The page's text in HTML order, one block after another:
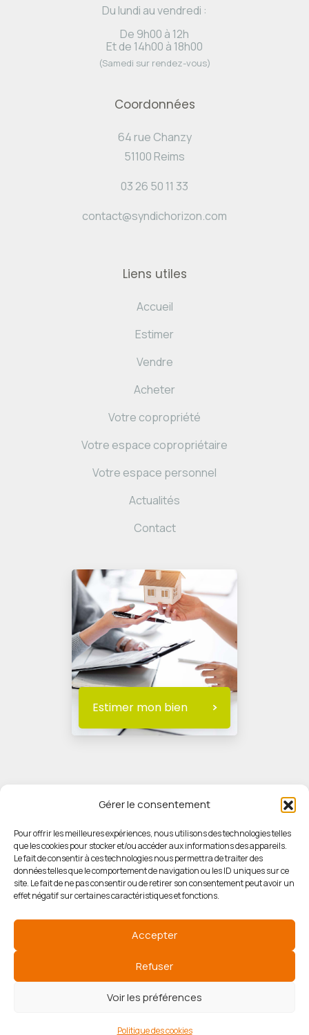
Gérer le consentement
Pour offrir les meilleures expériences, nous utilisons des technologies telles
que les cookies pour stocker et/ou accéder aux informations des appareils.
Le fait de consentir à ces technologies nous permettra de traiter des
données telles que le comportement de navigation ou les ID uniques sur ce
site. Le fait de ne pas consentir ou de retirer son consentement peut avoir un
effet négatif sur certaines caractéristiques et fonctions.
Accepter
Refuser
Voir les préférences
Politique des cookies
Du lundi au vendredi :
De 9h00 à 12h
Et de 14h00 à 18h00
(Samedi sur rendez-vous)
Coordonnées
64 rue Chanzy
51100 Reims
03 26 50 11 33
contact@syndichorizon.com
Liens utiles
Accueil
Estimer
Vendre
Acheter
Votre copropriété
Votre espace copropriétaire
Votre espace personnel
Actualités
Contact
Estimer mon bien
© HORIZON IMMOBILIER
Mentions légales
Politique des cookies